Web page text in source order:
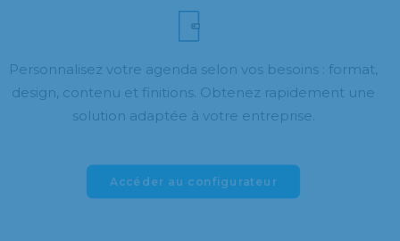
Personnalisez votre agenda selon vos besoins : format,
design, contenu et finitions. Obtenez rapidement une
solution adaptée à votre entreprise.
Accéder au configurateur